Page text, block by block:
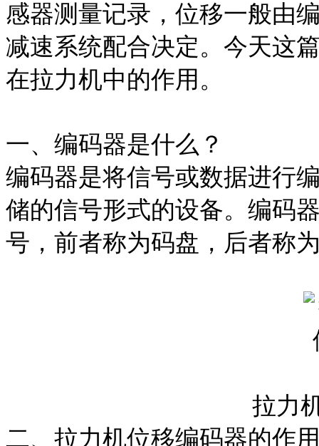
感器测量记录，位移一般由
减速系统配合决定。今天这
在拉力机中的作用。
一、编码器是什么？
编码器是将信号或数据进行
储的信号形式的设备。编码
号，前者称为码盘，后者称
拉力
二、拉力机位移编码器的作